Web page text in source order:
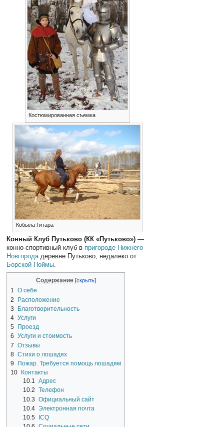
Костюмированная съемка
Кобыла Гитара
Конный Клуб Путьково (КК «Путьково») —
конно-спортивный клуб в пригороде Нижнего
Новгородадеревне Путьково, недалеко от
Борской Поймы.
Содержание
1
О себе
2
Расположение
3
Благотворительность
4 Услуги
5
Проезд
6
Услуги и стоимость
7
Отзывы
8 Стихи о лошадях
9
Пожар. Требуется помощь лошадям
10
Контакты
10.1 Адрес
10.2 Телефон
10.3 Официальный сайт
10.4 Электронная почта
10.5
ICQ